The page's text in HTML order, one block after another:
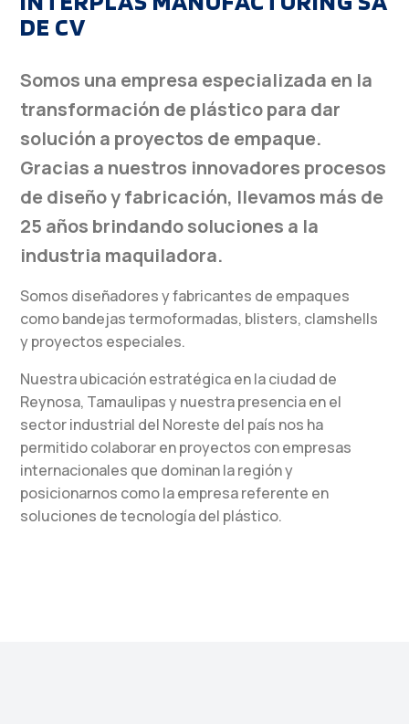
DE CV
Somos una empresa especializada en la
transformación de plástico para dar
solución a proyectos de empaque.
Gracias a nuestros innovadores procesos
de diseño y fabricación, llevamos más de
25 años brindando soluciones a la
industria maquiladora.
Somos diseñadores y fabricantes de empaques
como bandejas termoformadas, blisters, clamshells
y proyectos especiales.
Nuestra ubicación estratégica en la ciudad de
Reynosa, Tamaulipas y nuestra presencia en el
sector industrial del Noreste del país nos ha
permitido colaborar en proyectos con empresas
internacionales que dominan la región y
posicionarnos como la empresa referente en
soluciones de tecnología del plástico.